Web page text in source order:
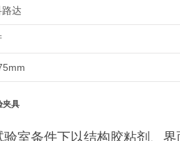
达
夹具
室条件下以结构胶粘剂、